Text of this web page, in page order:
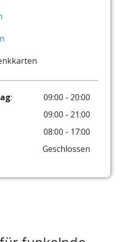
:
09:00 - 20:00
09:00 - 21:00
08:00 - 17:00
Geschlossen